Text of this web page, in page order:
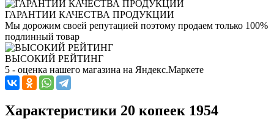
ГАРАНТИИ КАЧЕСТВА ПРОДУКЦИИ
Мы дорожим своей репутацией поэтому продаем только 100%
подлинный товар
ВЫСОКИЙ РЕЙТИНГ
5 - оценка нашего магазина на Яндекс.Маркете
Характеристики 20 копеек 1954